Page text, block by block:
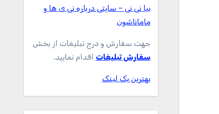
بیا نی نی – سایتی درباره نی ی ها و
ماماناشون
جهت سفارش و درج تبلیغات از بخش
سفارش تبلیغات اقدام نمایید.
بهترین بک لینک